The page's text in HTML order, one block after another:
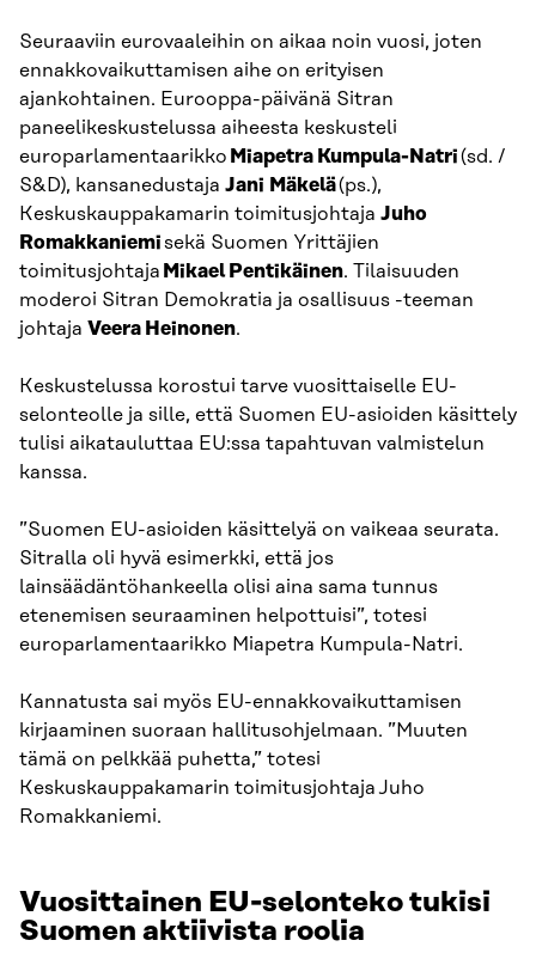
Seuraaviin eurovaaleihin on aikaa noin vuosi, joten
ennakkovaikuttamisen aihe on erityisen
ajankohtainen. Eurooppa-päivänä Sitran
paneelikeskustelussa aiheesta keskusteli
europarlamentaarikko Miapetra Kumpula-Natri(sd. /
S&D), kansanedustaja Jani Mäkelä(ps.),
Keskuskauppakamarin toimitusjohtaja Juho
Romakkaniemisekä Suomen Yrittäjien
toimitusjohtaja Mikael Pentikäinen. Tilaisuuden
moderoi Sitran Demokratia ja osallisuus -teeman
johtaja Veera Heinonen.
Keskustelussa korostui tarve vuosittaiselle EU-
selonteolle ja sille, että Suomen EU-asioiden käsittely
tulisi aikatauluttaa EU:ssa tapahtuvan valmistelun
kanssa.
”Suomen EU-asioiden käsittelyä on vaikeaa seurata.
Sitralla oli hyvä esimerkki, että jos
lainsäädäntöhankeella olisi aina sama tunnus
etenemisen seuraaminen helpottuisi”, totesi
europarlamentaarikko Miapetra Kumpula-Natri.
Kannatusta sai myös EU-ennakkovaikuttamisen
kirjaaminen suoraan hallitusohjelmaan. ”Muuten
tämä on pelkkää puhetta,” totesi
Keskuskauppakamarin toimitusjohtaja Juho
Romakkaniemi.
Vuosittainen EU-selonteko tukisi
Suomen aktiivista roolia